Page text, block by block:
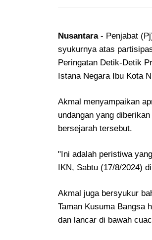
Nusantara- Penjabat
syukurnya atas
Peringatan Detik-Detik
Istana Negara Ibu Kota
Akmal menyampaikan
undangan yang
bersejarah tersebut.
"Ini adalah peristiwa
IKN, Sabtu (17/8/2024)
Akmal juga bersyukur
Taman Kusuma Bangsa
dan lancar di bawah